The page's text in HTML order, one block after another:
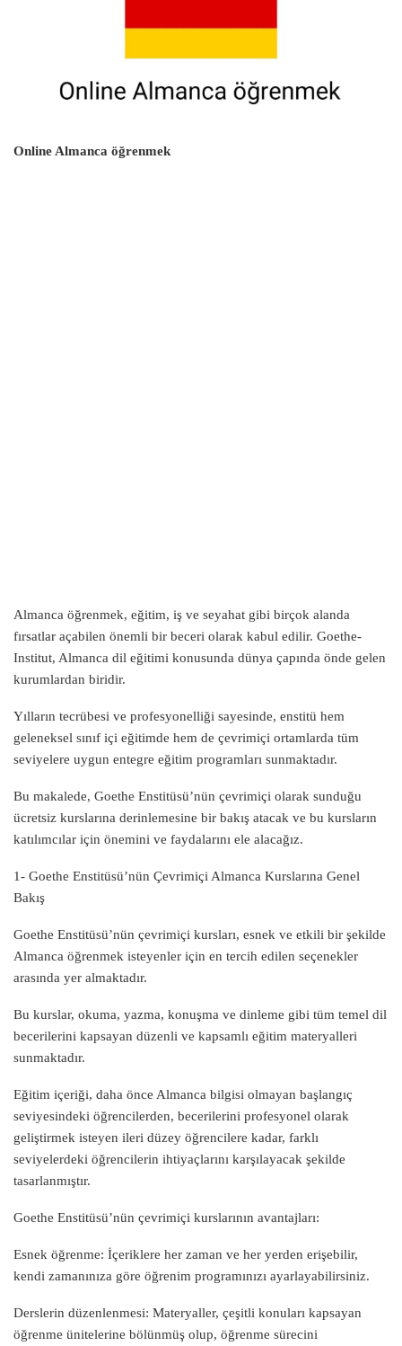
Online Almanca öğrenmek
Almanca öğrenmek, eğitim, iş ve seyahat gibi birçok alanda
fırsatlar açabilen önemli bir beceri olarak kabul edilir. Goethe-
Institut, Almanca dil eğitimi konusunda dünya çapında önde gelen
kurumlardan biridir.
Yılların tecrübesi ve profesyonelliği sayesinde, enstitü hem
geleneksel sınıf içi eğitimde hem de çevrimiçi ortamlarda tüm
seviyelere uygun entegre eğitim programları sunmaktadır.
Bu makalede, Goethe Enstitüsü’nün çevrimiçi olarak sunduğu
ücretsiz kurslarına derinlemesine bir bakış atacak ve bu kursların
katılımcılar için önemini ve faydalarını ele alacağız.
1- Goethe Enstitüsü’nün Çevrimiçi Almanca Kurslarına Genel
Bakış
Goethe Enstitüsü’nün çevrimiçi kursları, esnek ve etkili bir şekilde
Almanca öğrenmek isteyenler için en tercih edilen seçenekler
arasında yer almaktadır.
Bu kurslar, okuma, yazma, konuşma ve dinleme gibi tüm temel dil
becerilerini kapsayan düzenli ve kapsamlı eğitim materyalleri
sunmaktadır.
Eğitim içeriği, daha önce Almanca bilgisi olmayan başlangıç
seviyesindeki öğrencilerden, becerilerini profesyonel olarak
geliştirmek isteyen ileri düzey öğrencilere kadar, farklı
seviyelerdeki öğrencilerin ihtiyaçlarını karşılayacak şekilde
tasarlanmıştır.
Goethe Enstitüsü’nün çevrimiçi kurslarının avantajları:
Esnek öğrenme: İçeriklere her zaman ve her yerden erişebilir,
kendi zamanınıza göre öğrenim programınızı ayarlayabilirsiniz.
Derslerin düzenlenmesi: Materyaller, çeşitli konuları kapsayan
öğrenme ünitelerine bölünmüş olup, öğrenme sürecini